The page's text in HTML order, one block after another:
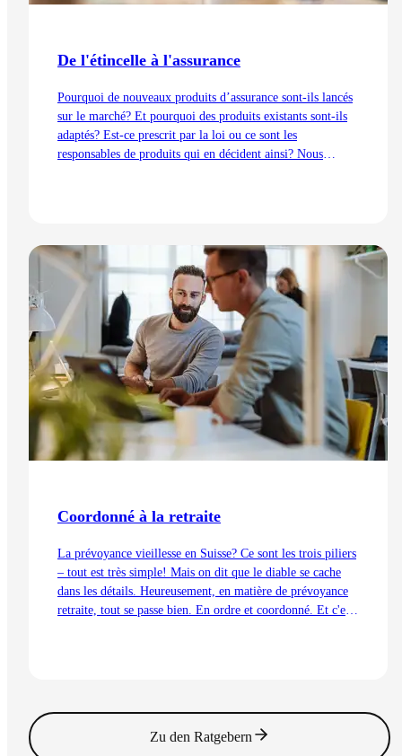
De l'étincelle à l'assurance
Pourquoi de nouveaux produits d’assurance sont-ils lancés
sur le marché? Et pourquoi des produits existants sont-ils
adaptés? Est-ce prescrit par la loi ou ce sont les
responsables de produits qui en décident ainsi? Nous
Lire l'article
Coordonné à la retraite
La prévoyance vieillesse en Suisse? Ce sont les trois piliers
– tout est très simple! Mais on dit que le diable se cache
dans les détails. Heureusement, en matière de prévoyance
retraite, tout se passe bien. En ordre et coordonné. Et c'est
Zu den Ratgebern